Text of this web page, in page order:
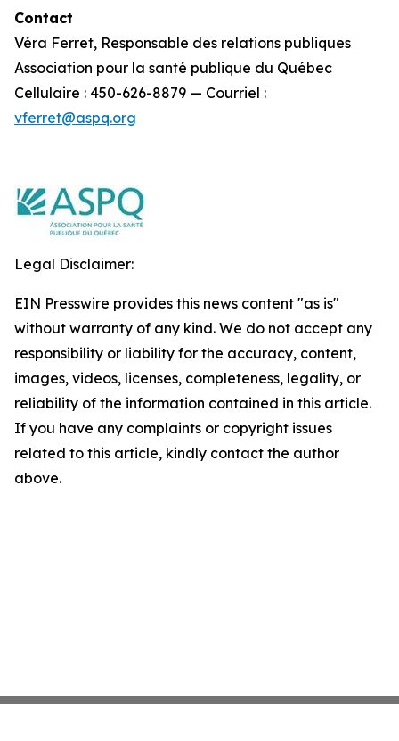
Contact
Véra Ferret, Responsable des relations publiques
Association pour la santé publique du Québec
Cellulaire : 450-626-8879 — Courriel :
vferret@aspq.org
Legal Disclaimer:
EIN Presswire provides this news content "as is"
without warranty of any kind. We do not accept any
responsibility or liability for the accuracy, content,
images, videos, licenses, completeness, legality, or
reliability of the information contained in this article.
If you have any complaints or copyright issues
related to this article, kindly contact the author
above.